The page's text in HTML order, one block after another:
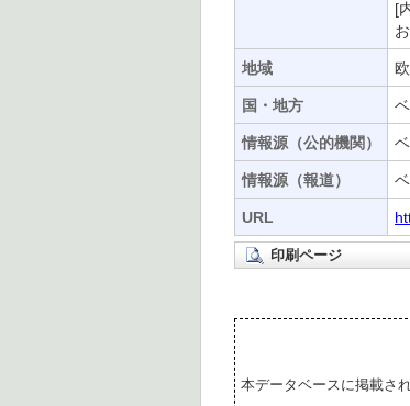
[
地域
国・地方
情報源（公的機関）
情報源（報道）
URL
印刷ページ
本データベースに掲載さ